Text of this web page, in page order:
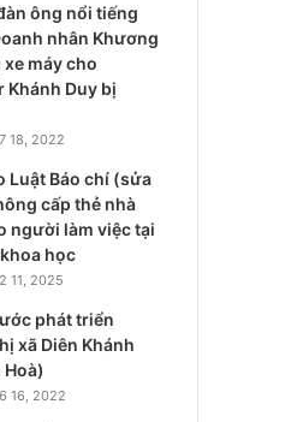
ông nổi tiếng
nhân Khương
xe máy cho
Khánh Duy bị
18, 2022
Luật Báo chí (sửa
cấp thẻ nhà
người làm việc tại
học
11, 2025
phát triển
xã Diên Khánh
Hoà)
16, 2022